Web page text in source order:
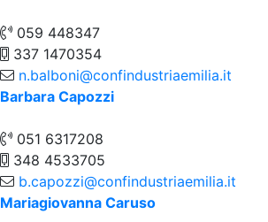
059 448347
337 1470354
n.balboni@confindustriaemilia.it
Barbara Capozzi
051 6317208
348 4533705
b.capozzi@confindustriaemilia.it
Mariagiovanna Caruso